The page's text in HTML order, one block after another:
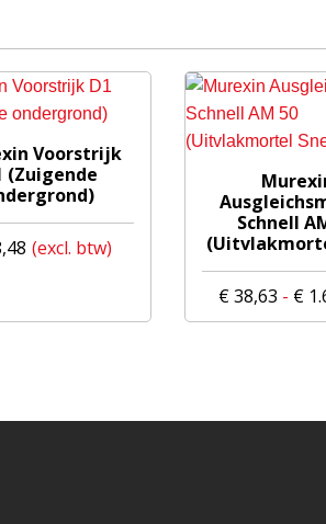
Voorstrijk
(Zuigende
product
meerdere
variaties.
Deze
Schnell
€38,63 - €